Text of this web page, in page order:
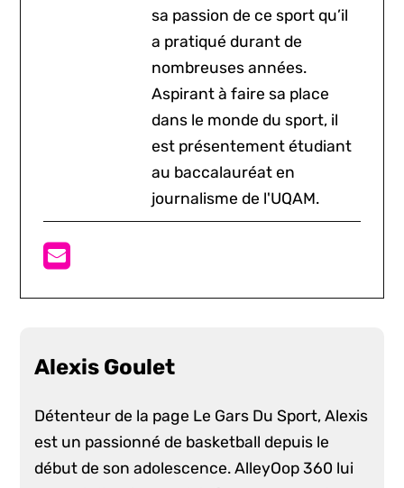
sa passion de ce sport qu’il
a pratiqué durant de
nombreuses années.
Aspirant à faire sa place
dans le monde du sport, il
est présentement étudiant
au baccalauréat en
journalisme de l'UQAM.
Alexis Goulet
Détenteur de la page Le Gars Du Sport, Alexis
est un passionné de basketball depuis le
début de son adolescence. AlleyOop 360 lui